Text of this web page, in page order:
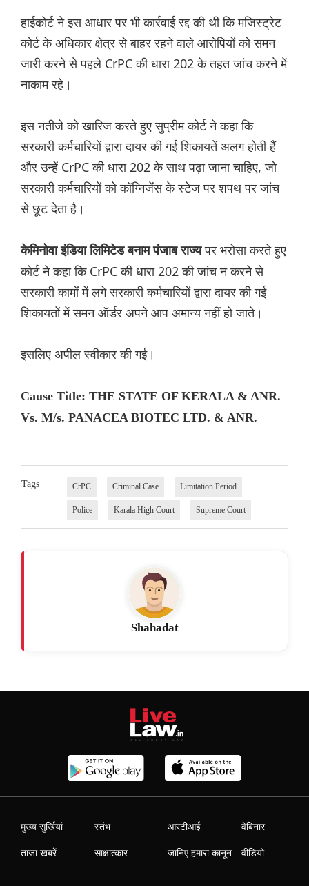
हाईकोर्ट ने इस आधार पर भी कार्रवाई रद्द की थी कि मजिस्ट्रेट
कोर्ट के अधिकार क्षेत्र से बाहर रहने वाले आरोपियों को समन
जारी करने से पहले CrPC की धारा 202 के तहत जांच करने में
नाकाम रहे।
इस नतीजे को खारिज करते हुए सुप्रीम कोर्ट ने कहा कि
सरकारी कर्मचारियों द्वारा दायर की गई शिकायतें अलग होती हैं
और उन्हें CrPC की धारा 202 के साथ पढ़ा जाना चाहिए, जो
सरकारी कर्मचारियों को कॉग्निजेंस के स्टेज पर शपथ पर जांच
से छूट देता है।
केमिनोवा इंडिया लिमिटेड बनाम पंजाब राज्यपर भरोसा करते हुए
कोर्ट ने कहा कि CrPC की धारा 202 की जांच न करने से
सरकारी कामों में लगे सरकारी कर्मचारियों द्वारा दायर की गई
शिकायतों में समन ऑर्डर अपने आप अमान्य नहीं हो जाते।
इसलिए अपील स्वीकार की गई।
Cause Title: THE STATE OF KERALA & ANR.
Vs. M/s. PANACEA BIOTEC LTD. & ANR.
Tags CrPC Criminal Case Limitation Period
Police Karala High Court Supreme Court
Shahadat
मुख्य सुर्खियां
ताजा खबरें
स्तंभ
साक्षात्कार
आरटीआई
जानिए हमारा कानून
वेबिनार
वीडियो